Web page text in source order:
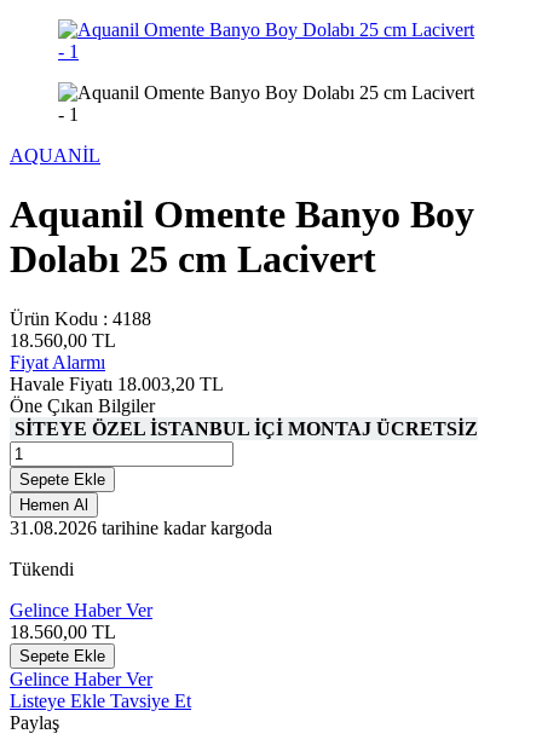
AQUANİL
Aquanil Omente Banyo Boy
Dolabı 25 cm Lacivert
Ürün Kodu : 4188
18.560,00 TL
Fiyat Alarmı
Havale Fiyatı 18.003,20 TL
Öne Çıkan Bilgiler
SİTEYE ÖZEL İSTANBUL İÇİ MONTAJ ÜCRETSİZ
Sepete Ekle
Hemen Al
31.08.2026 tarihine kadar kargoda
Tükendi
Gelince Haber Ver
18.560,00 TL
Sepete Ekle
Gelince Haber Ver
Listeye Ekle Tavsiye Et
Paylaş